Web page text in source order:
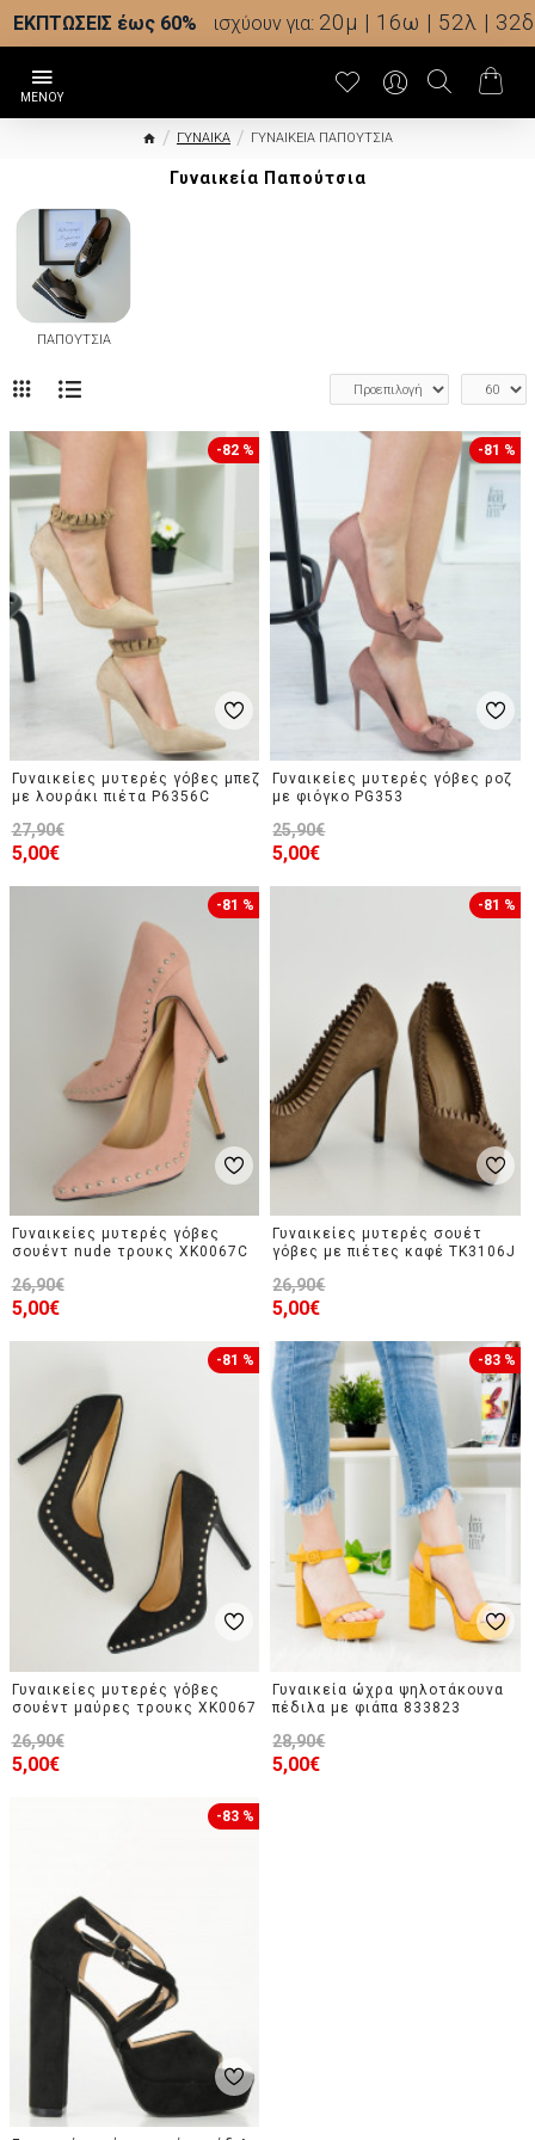
ΕΚΠΤΩΣΕΙΣ έως 60% ισχύουν για: 20μ | 16ω | 52λ | 31δ
ΓΥΝΑΙΚΑ ΓΥΝΑΙΚΕΙΑ ΠΑΠΟΥΤΣΙΑ
Γυναικεία Παπούτσια
ΠΑΠΟΥΤΣΙΑ
-82 %
Γυναικείες μυτερές γόβες μπεζ
με λουράκι πιέτα P6356C
5,00€
27,90€
-81 %
Γυναικείες μυτερές γόβες ροζ
με φιόγκο PG353
5,00€
25,90€
-81 %
Γυναικείες μυτερές γόβες
σουέντ nude τρουκς XK0067C
5,00€
26,90€
-81 %
Γυναικείες μυτερές σουέτ
γόβες με πιέτες καφέ TK3106J
5,00€
26,90€
-81 %
Γυναικείες μυτερές γόβες
σουέντ μαύρες τρουκς XK0067
5,00€
26,90€
-83 %
Γυναικεία ώχρα ψηλοτάκουνα
πέδιλα με φιάπα 833823
5,00€
28,90€
-83 %